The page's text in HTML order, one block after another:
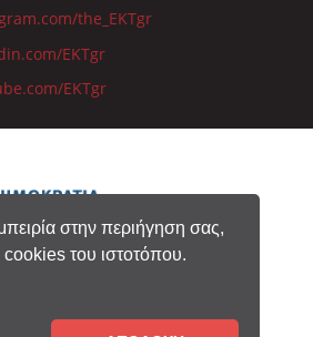
στην περιήγηση σας,
cookies του ιστοτόπου.
the_EKTgr
EKTgr
EKTgr